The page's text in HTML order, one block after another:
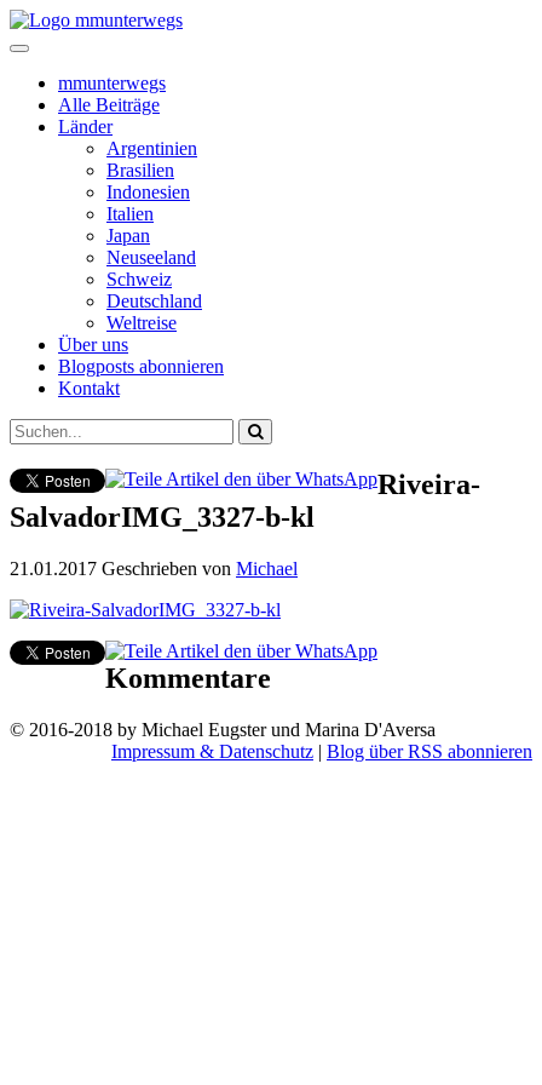
mmunterwegs
Alle Beiträge
Länder
Argentinien
Brasilien
Indonesien
Italien
Japan
Neuseeland
Schweiz
Deutschland
Weltreise
Über uns
Blogposts abonnieren
Kontakt
Riveira-
SalvadorIMG_3327-b-kl
21.01.2017 Geschrieben von Michael
Kommentare
© 2016-2018 by Michael Eugster und Marina D'Aversa
Impressum & Datenschutz | Blog über RSS abonnieren